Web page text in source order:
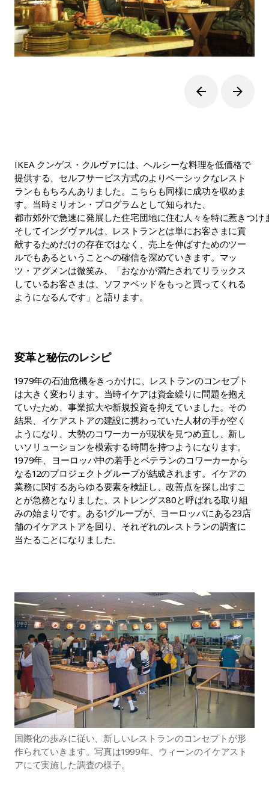
IKEA クンゲス・クルヴァには、ヘルシーな料理を低価格で
提供する、セルフサービス方式のよりベーシックなレスト
ランももちろんありました。こちらも同様に成功を収めま
す。当時ミリオン・プログラムとして知られた、
都市郊外で急速に発展した住宅団地に住む人々を特に惹きつけ
そしてイングヴァルは、レストランとは単にお客さまに貢
献するためだけの存在ではなく、売上を伸ばすためのツー
ルでもあるということへの確信を深めていきます。マッ
ツ・アグメンは微笑み、「おなかが満たされてリラックス
しているお客さまは、ソファベッドをもっと買ってくれる
ようになるんです」と語ります。
変革と秘伝のレシピ
1979年の石油危機をきっかけに、レストランのコンセプト
は大きく変わります。当時イケアは資金繰りに問題を抱え
ていたため、事業拡大や新規投資を抑えていました。その
結果、イケアストアの建設に携わっていた人材の手が空く
ようになり、大勢のコワーカーが現状を見つめ直し、新し
いソリューションを模索する時間を持つようになります。
1979年、ヨーロッパ中の若手とベテランのコワーカーから
なる12のプロジェクトグループが結成されます。イケアの
業務に関するあらゆる要素を検証し、改善点を探し出すこ
とが急務となりました。ストレングス80と呼ばれる取り組
みの始まりです。ある1グループが、ヨーロッパにある23店
舗のイケアストアを回り、それぞれのレストランの調査に
当たることになりました。
国際化の歩みに従い、新しいレストランのコンセプトが形
作られていきます。写真は1999年、ウィーンのイケアスト
アにて実施した調査の様子。